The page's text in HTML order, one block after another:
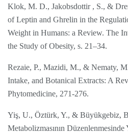
Klok, M. D., Jakobsdottir , S., &
of Leptin and Ghrelin in the
Weight in Humans: a Review. The
the Study of Obesity, s. 21–34.
Rezaie, P., Mazidi, M., & Nematy,
Intake, and Botanical Extracts: A
Phytomedicine, 271-276.
Yiş, U., Öztürk, Y., & Büyükgebiz,
Metabolizmasının